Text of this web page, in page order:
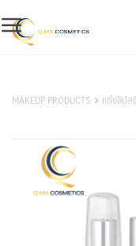
to
content
MAKEUP PRODUCTS แท่งลิปส